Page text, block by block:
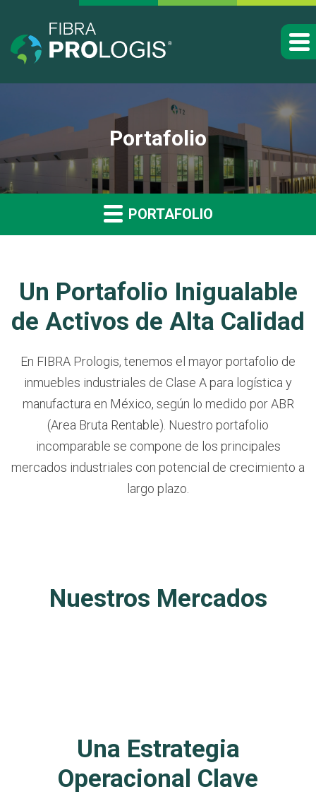
Portafolio
PORTAFOLIO
Un Portafolio Inigualable
de Activos de Alta Calidad
En FIBRA Prologis, tenemos el mayor portafolio de
inmuebles industriales de Clase A para logística y
manufactura en México, según lo medido por ABR
(Area Bruta Rentable). Nuestro portafolio
incomparable se compone de los principales
mercados industriales con potencial de crecimiento a
largo plazo.
Nuestros Mercados
Una Estrategia
Operacional Clave